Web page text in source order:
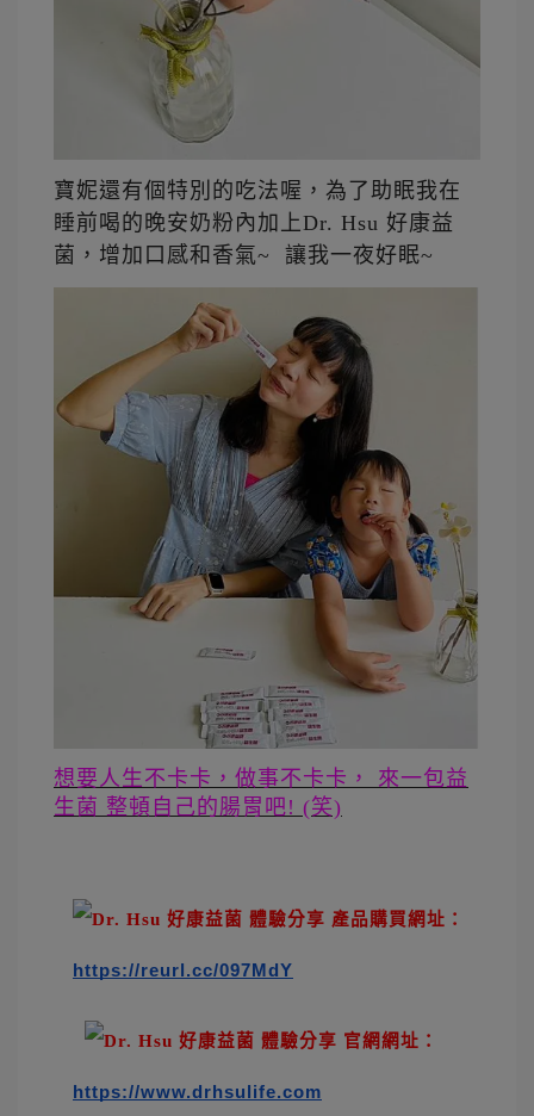
寶妮還有個特別的吃法喔，為了助眠我在
睡前喝的晚安奶粉內加上Dr. Hsu 好康益
菌，增加口感和香氣~ 讓我一夜好眠~
想要人生不卡卡，做事不卡卡， 來一包益
生菌 整頓自己的腸胃吧! (笑)
產品購買網址：
https://reurl.cc/097MdY
https://www.drhsulife.com